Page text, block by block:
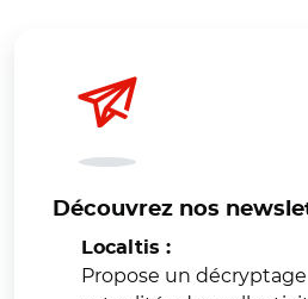
Découvrez nos
Localtis :
Propose un